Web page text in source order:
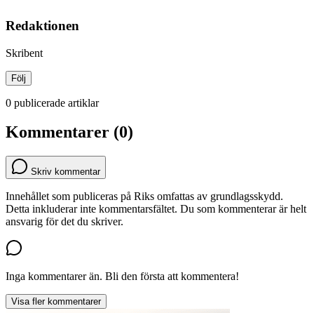
Redaktionen
Skribent
Följ
0 publicerade artiklar
Kommentarer (0)
Skriv kommentar
Innehållet som publiceras på Riks omfattas av grundlagsskydd.
Detta inkluderar inte kommentarsfältet. Du som kommenterar är helt
ansvarig för det du skriver.
Inga kommentarer än. Bli den första att kommentera!
Visa fler kommentarer